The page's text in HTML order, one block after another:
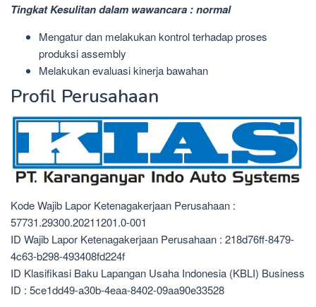
Tingkat Kesulitan dalam wawancara : normal
Mengatur dan melakukan kontrol terhadap proses
produksi assembly
Melakukan evaluasi kinerja bawahan
Profil Perusahaan
Kode Wajib Lapor Ketenagakerjaan Perusahaan :
57731.29300.20211201.0-001
ID Wajib Lapor Ketenagakerjaan Perusahaan : 218d76ff-8479-
4c63-b298-493408fd224f
ID Klasifikasi Baku Lapangan Usaha Indonesia (KBLI) Business
ID : 5ce1dd49-a30b-4eaa-8402-09aa90e33528